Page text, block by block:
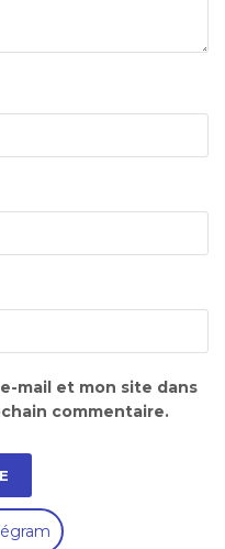
mail et mon site dans
commentaire.